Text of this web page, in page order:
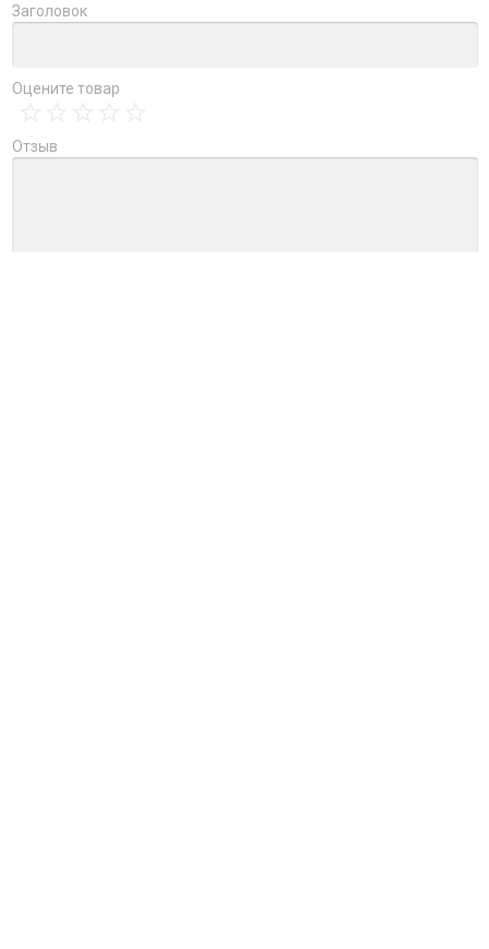
Заголовок
Оцените товар
Отзыв